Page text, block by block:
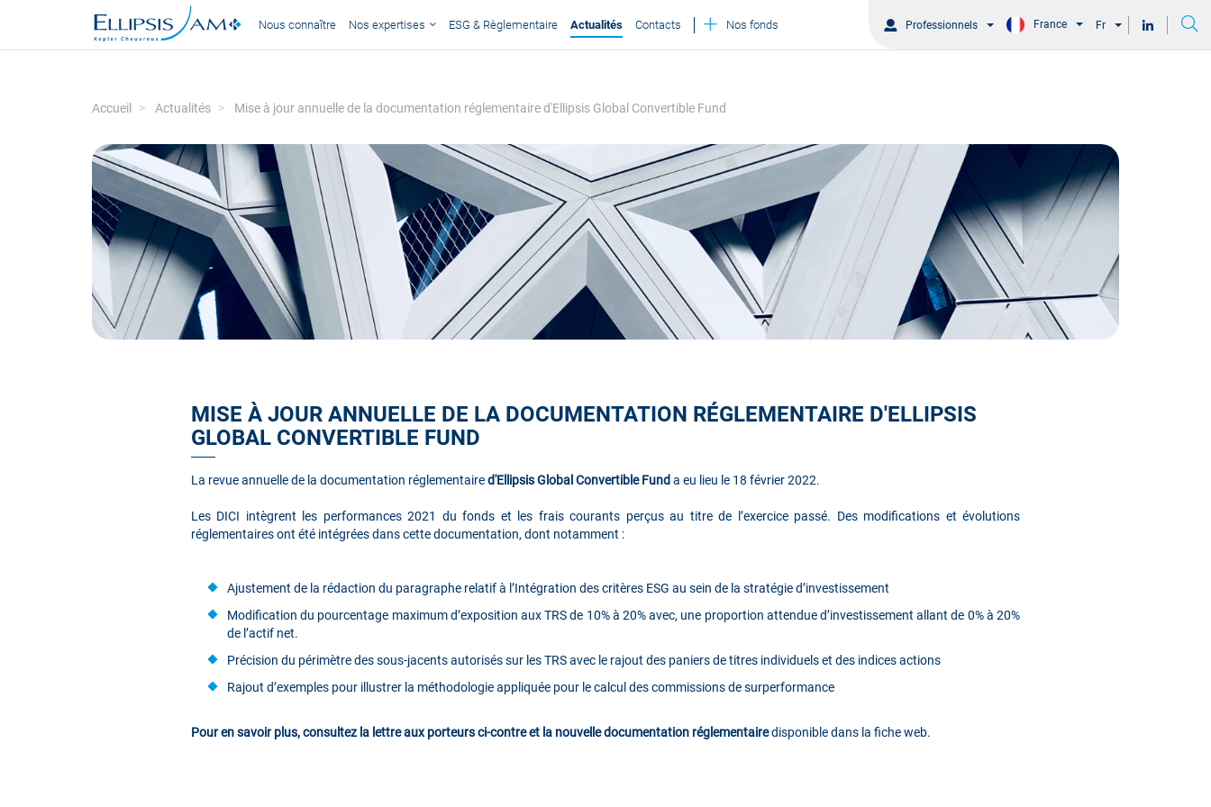
Professionnels France Fr
Nous connaître Nos expertises ESG & Règlementaire Actualités Contacts Nos fonds
Accueil Actualités Mise à jour annuelle de la documentation réglementaire d'Ellipsis Global Convertible Fund
MISE À JOUR ANNUELLE DE LA DOCUMENTATION RÉGLEMENTAIRE D'ELLIPSIS
GLOBAL CONVERTIBLE FUND
La revue annuelle de la documentation réglementaired'Ellipsis Global Convertible Fund a eu lieu le 18 février 2022.
Les DICI intègrent les performances 2021 du fonds et les frais courants perçus au titre de l’exercice passé. Des modifications et évolutions
réglementaires ont été intégrées dans cette documentation, dont notamment :
Ajustement de la rédaction du paragraphe relatif à l’Intégration des critères ESG au sein de la stratégie d’investissement
Modification du pourcentage maximum d’exposition aux TRS de 10% à 20% avec, une proportion attendue d’investissement allant de 0% à 20%
de l’actif net.
Précision du périmètre des sous-jacents autorisés sur les TRS avec le rajout des paniers de titres individuels et des indices actions
Rajout d’exemples pour illustrer la méthodologie appliquée pour le calcul des commissions de surperformance
Pour en savoir plus, consultez la lettre aux porteurs ci-contreet la nouvelle documentation réglementairedisponible dans la fiche web.